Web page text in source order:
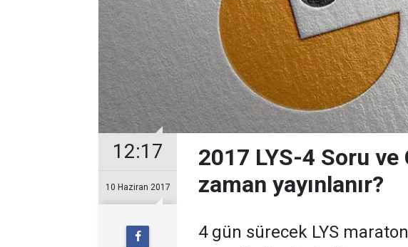
12:17
10 Haziran 2017
2017 LYS-4 Soru ve
zaman yayınlanır?
4 gün sürecek LYS